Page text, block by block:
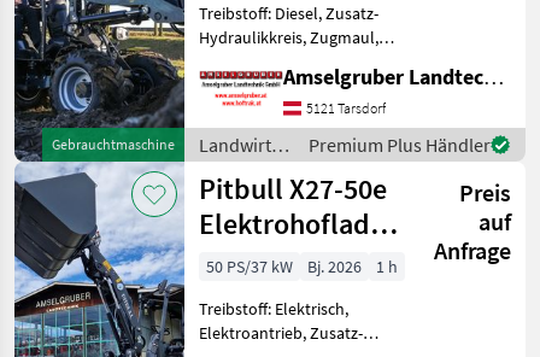
Gebrauchtmaschine
Treibstoff: Diesel, Zusatz-
Hydraulikkreis, Zugmaul,
hydr. Geräteverriegelung
Das Kraftpaket aus Holland!
Exklusiv bei Amselgruber
Landtechnik! Nebe
Amselgruber Landtechnik GmbH
5121 Tarsdorf
Landwirtsch.
Motorfahrzeuge
/ Pitbull
Premium Plus Händler
Pitbull X27-50e
Elektrohoflader
- der Stärkste!
Preis
auf
Anfrage
50 PS/37 kW Bj. 2026
1 h
Treibstoff: Elektrisch,
Elektroantrieb, Zusatz-